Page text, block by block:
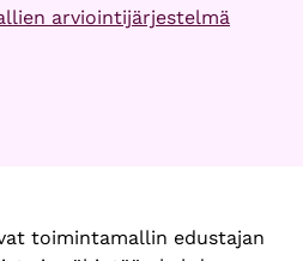
arviointijärjestelmä
toimintamallin edustajan